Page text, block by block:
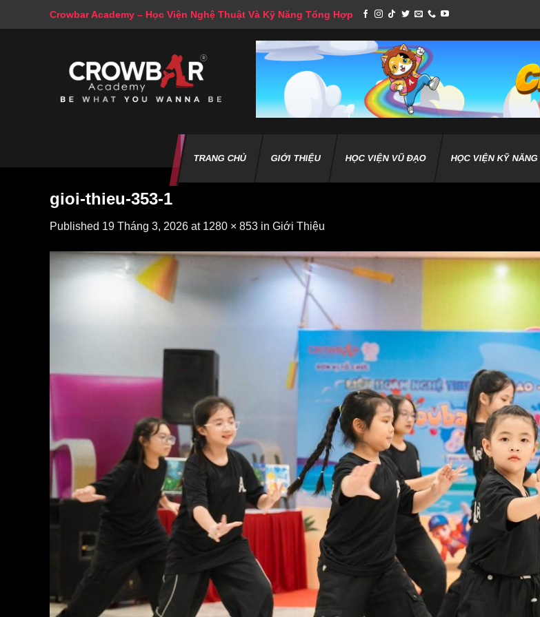
Crowbar Academy – Học Viện Nghệ Thuật Và Kỹ Năng Tổng Hợp
TRANG CHỦ GIỚI THIỆU HỌC VIỆN VŨ ĐẠO HỌC VIỆN KỸ NĂNG
gioi-thieu-353-1
Published 19 Tháng 3, 2026 at 1280 × 853 in Giới Thiệu